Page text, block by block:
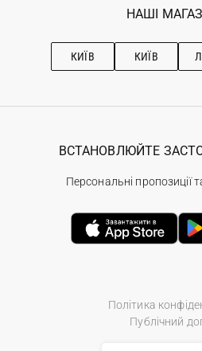
Ostriv
Наші
Рекомендації з
НАШІ
КИЇВ КИЇВ
Політика
Публічний
ВСТАНОВЛЮЙТЕ
Персональні пропозиції